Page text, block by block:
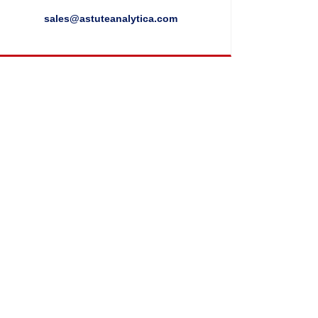
sales@astuteanalytica.com